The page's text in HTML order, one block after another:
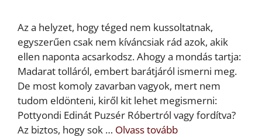
Az a helyzet, hogy téged nem kussoltatnak,
egyszerűen csak nem kíváncsiak rád azok, akik
ellen naponta acsarkodsz. Ahogy a mondás tartja:
Madarat tolláról, embert barátjáról ismerni meg.
De most komoly zavarban vagyok, mert nem
tudom eldönteni, kiről kit lehet megismerni:
Pottyondi Edinát Puzsér Róbertról vagy fordítva?
Az biztos, hogy sok … Olvass tovább